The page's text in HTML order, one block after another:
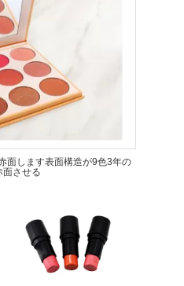
面します表面構造が9色3年の
面させる